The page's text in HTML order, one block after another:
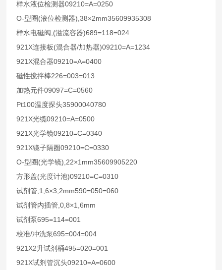
样水液位检测器09210=A=0250
O-型圈 (液位检测器),38×2mm35609935308
样水电磁阀 ,(溢流容器)689=118=024
921X连接板 (混合器/加热器)09210=A=1234
921X混合器09210=A=0400
磁性搅拌棒226=003=013
加热元件09097=C=0560
Pt100温度探头35900040780
921X光缆09210=A=0500
921X光学镜09210=C=0340
921X镜子隔圈09210=C=0330
O-型圈 (光学镜),22×1mm35609905220
方形盖(光度计池)09210=C=0310
试剂管 ,1,6×3,2mm590=050=060
试剂管内插管 ,0,8×1,6mm
试剂泵695=114=001
校准/冲洗泵695=004=004
921X2升试剂桶495=020=001
921X试剂管沉头09210=A=0600